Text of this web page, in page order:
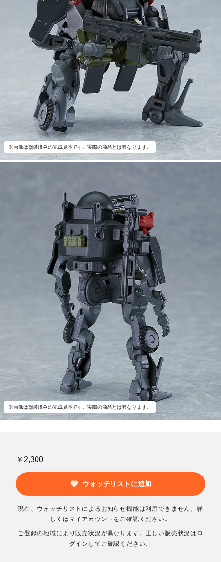
※画像は塗装済みの完成見本です。実際の商品とは異なります。
※画像は塗装済みの完成見本です。実際の商品とは異なります。
￥2,300
ウォッチリストに追加
現在、ウォッチリストによるお知らせ機能は利用できません。詳
しくはマイアカウントをご確認ください。
ご登録の地域により販売状況が異なります。正しい販売状況はロ
グインしてご確認ください。